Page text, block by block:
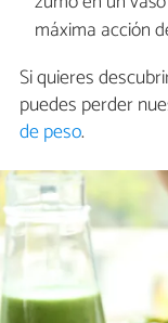
máxima acción
Si quieres
puedes perder
de peso.